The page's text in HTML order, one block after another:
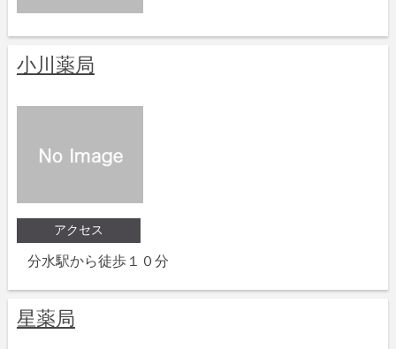
小川薬局
アクセス
分水駅から徒歩１０分
星薬局